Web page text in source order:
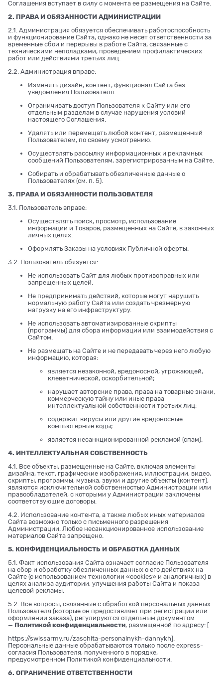
Соглашения вступает в силу с момента ее размещения на Сайте.
2. ПРАВА И ОБЯЗАННОСТИ АДМИНИСТРАЦИИ
2.1. Администрация обязуется обеспечивать работоспособность
и функционирование Сайта, однако не несет ответственности за
временные сбои и перерывы в работе Сайта, связанные с
техническими неполадками, проведением профилактических
работ или действиями третьих лиц.
2.2. Администрация вправе:
Изменять дизайн, контент, функционал Сайта без
уведомления Пользователя.
Ограничивать доступ Пользователя к Сайту или его
отдельным разделам в случае нарушения условий
настоящего Соглашения.
Удалять или перемещать любой контент, размещенный
Пользователем, по своему усмотрению.
Осуществлять рассылку информационных и рекламных
сообщений Пользователям, зарегистрированным на Сайте.
Собирать и обрабатывать обезличенные данные о
Пользователях (см. п. 5).
3. ПРАВА И ОБЯЗАННОСТИ ПОЛЬЗОВАТЕЛЯ
3.1. Пользователь вправе:
Осуществлять поиск, просмотр, использование
информации и Товаров, размещенных на Сайте, в законных
личных целях.
Оформлять Заказы на условиях Публичной оферты.
3.2. Пользователь обязуется:
Не использовать Сайт для любых противоправных или
запрещенных целей.
Не предпринимать действий, которые могут нарушить
нормальную работу Сайта или создать чрезмерную
нагрузку на его инфраструктуру.
Не использовать автоматизированные скрипты
(программы) для сбора информации или взаимодействия с
Сайтом.
Не размещать на Сайте и не передавать через него любую
информацию, которая:
является незаконной, вредоносной, угрожающей,
клеветнической, оскорбительной;
нарушает авторские права, права на товарные знаки,
коммерческую тайну или иные права
интеллектуальной собственности третьих лиц;
содержит вирусы или другие вредоносные
компьютерные коды;
является несанкционированной рекламой (спам).
4. ИНТЕЛЛЕКТУАЛЬНАЯ СОБСТВЕННОСТЬ
4.1. Все объекты, размещенные на Сайте, включая элементы
дизайна, текст, графические изображения, иллюстрации, видео,
скрипты, программы, музыка, звуки и другие объекты (контент),
являются исключительной собственностью Администрации или
правообладателей, с которыми у Администрации заключены
соответствующие договоры.
4.2. Использование контента, а также любых иных материалов
Сайта возможно только с письменного разрешения
Администрации. Любое несанкционированное использование
материалов Сайта запрещено.
5. КОНФИДЕНЦИАЛЬНОСТЬ И ОБРАБОТКА ДАННЫХ
5.1. Факт использования Сайта означает согласие Пользователя
на сбор и обработку обезличенных данных о его действиях на
Сайте (с использованием технологии «cookies» и аналогичных) в
целях анализа аудитории, улучшения работы Сайта и показа
целевой рекламы.
5.2. Все вопросы, связанные с обработкой персональных данных
Пользователя (которые он предоставляет при регистрации или
оформлении заказа), регулируются отдельным документом
— Политикой конфиденциальности, размещенной по адресу: [
https://swissarmy.ru/zaschita-personalnykh-dannykh].
Персональные данные обрабатываются только после express-
согласия Пользователя, полученного в порядке,
предусмотренном Политикой конфиденциальности.
6. ОГРАНИЧЕНИЕ ОТВЕТСТВЕННОСТИ